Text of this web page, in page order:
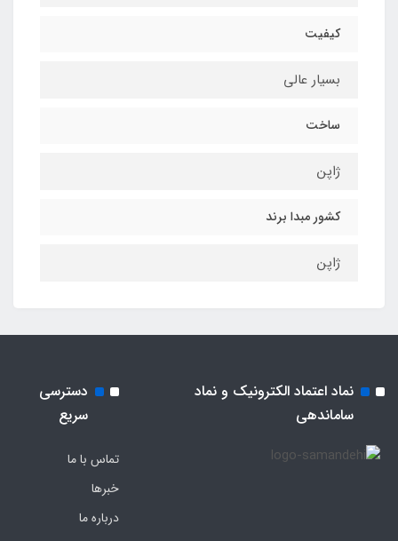
کیفیت
بسیار عالی
ساخت
ژاپن
کشور مبدا برند
ژاپن
نماد اعتماد الکترونیک و نماد
ساماندهی
دسترسی
سریع
تماس با ما
خبرها
درباره ما